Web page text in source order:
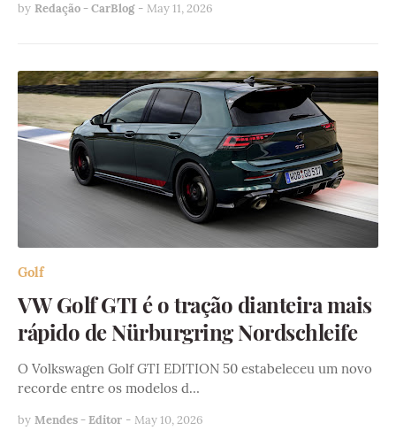
by Redação - CarBlog - May 11, 2026
Golf
VW Golf GTI é o tração dianteira mais
rápido de Nürburgring Nordschleife
O Volkswagen Golf GTI EDITION 50 estabeleceu um novo
recorde entre os modelos d…
by Mendes - Editor - May 10, 2026